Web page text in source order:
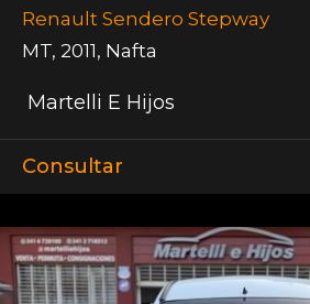
Renault Sendero Stepway
MT, 2011, Nafta
Martelli E Hijos
Consultar